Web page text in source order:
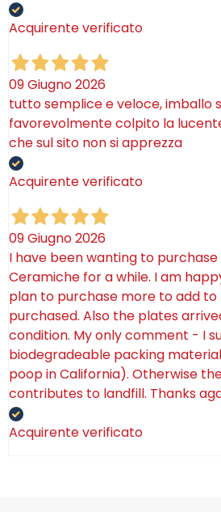
Acquirente verificato
09 Giugno 2026
tutto semplice e veloce, imballo
favorevolmente colpito la
che sul sito non si apprezza
Acquirente verificato
09 Giugno 2026
I have been wanting to purchase
Ceramiche for a while. I am
plan to purchase more to add
purchased. Also the plates
condition. My only comment - I
biodegradeable packing
poop in California). Otherwise
contributes to landfill. Thanks
Acquirente verificato